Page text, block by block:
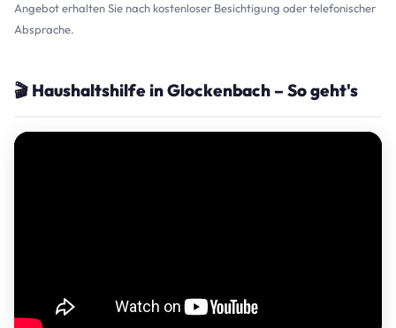
Angebot erhalten Sie nach kostenloser Besichtigung oder telefonischer
Absprache.
🎬 Haushaltshilfe in Glockenbach – So geht's